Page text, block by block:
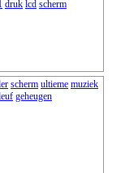
druk lcd scherm
scherm ultieme muziek
geheugen